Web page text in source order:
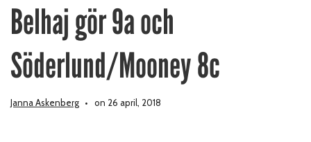
Belhaj gör 9a och
Söderlund/Mooney 8c
Janna Askenberg on 26 april, 2018